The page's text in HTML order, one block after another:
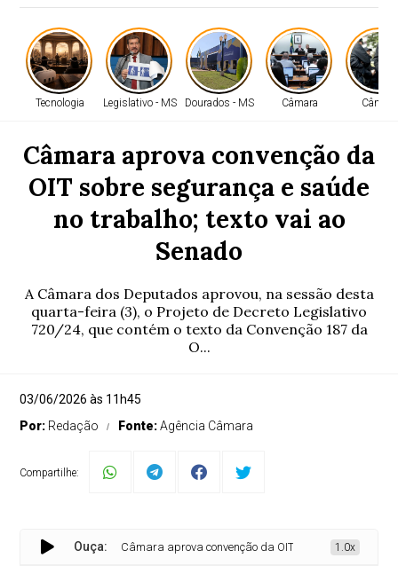
Tecnologia Legislativo - MS Dourados - MS Câmara Câmara
Câmara aprova convenção da
OIT sobre segurança e saúde
no trabalho; texto vai ao
Senado
A Câmara dos Deputados aprovou, na sessão desta
quarta-feira (3), o Projeto de Decreto Legislativo
720/24, que contém o texto da Convenção 187 da
O...
03/06/2026 às 11h45
Por: Redação Fonte:Agência Câmara
Compartilhe:
Ouça:Câmara aprova convenção da OIT sobre segurança e
1.0x